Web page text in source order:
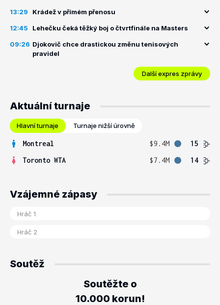
13:29 Krádež v přímém přenosu
12:45 Lehečku čeká těžký boj o čtvrtfinále na Masters
09:26 Djokovič chce drastickou změnu tenisových
pravidel
Další expres zprávy
Aktuální turnaje
Hlavní turnaje Turnaje nižší úrovně
Montreal $9.4M
15
Toronto WTA
$7.4M 14
Vzájemné zápasy
Soutěž
Soutěžte o
10.000 korun!